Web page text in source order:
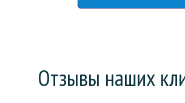
Отзывы наших